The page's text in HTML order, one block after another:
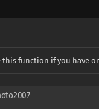
this function if you have